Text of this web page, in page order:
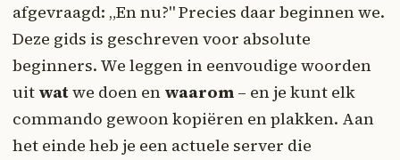
afgevraagd: „En nu?" Precies daar beginnen we.
Deze gids is geschreven voor absolute
beginners. We leggen in eenvoudige woorden
uit watwe doen en waarom – en je kunt elk
commando gewoon kopiëren en plakken. Aan
het einde heb je een actuele server die